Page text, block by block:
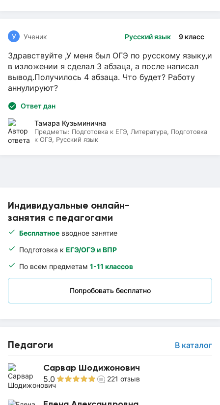
Индивидуальные онлайн-
занятия с педагогами
Бесплатное вводное занятие
Подготовка к ЕГЭ/ОГЭ и ВПР
По всем предметам 1-11 классов
Попробовать бесплатно
Педагоги В каталог
Сарвар Шодижонович
5.0 221 отзыв
Русский язык 9 класс
У Ученик
Здравствуйте ,У меня был ОГЭ по русскому языку,и
в изложении я сделал 3 абзаца, а после написал
вывод.Получилось 4 абзаца. Что будет? Работу
аннулируют?
Ответ дан
Тамара Кузьминична
Предметы: Подготовка к ЕГЭ, Литература, Подготовка
к ОГЭ, Русский язык